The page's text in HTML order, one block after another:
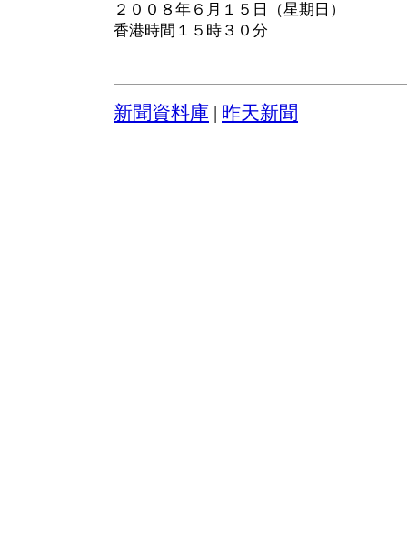
２００８年６月１５日（星期日）
香港時間１５時３０分
新聞資料庫 昨天新聞